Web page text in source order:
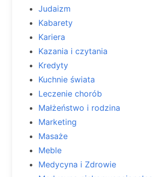
Judaizm
Kabarety
Kariera
Kazania i czytania
Kredyty
Kuchnie świata
Leczenie chorób
Małżeństwo i rodzina
Marketing
Masaże
Meble
Medycyna i Zdrowie